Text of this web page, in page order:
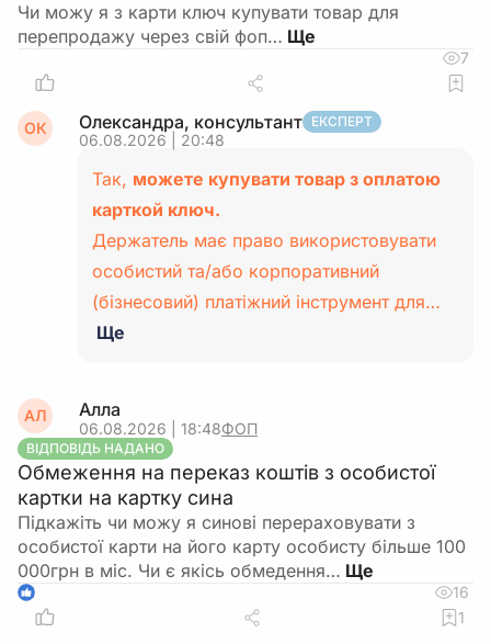
Чи можу я з карти ключ купувати товар для
перепродажу через свій фоп…
7
ОК Олександра, консультант ЕКСПЕРТ
06.08.2026 | 20:48
Так, можете купувати товар з оплатою
карткой ключ.
Держатель має право використовувати
особистий та/або корпоративний
(бізнесовий) платіжний інструмент для…
Ще
АЛ Алла
06.08.2026 | 18:48ФОП
ВІДПОВІДЬ НАДАНО
Обмеження на переказ коштів з особистої
картки на картку сина
Підкажіть чи можу я синові перераховувати з
особистої карти на його карту особисту більше 100
000грн в міс. Чи є якісь обмедення…
1
16
1